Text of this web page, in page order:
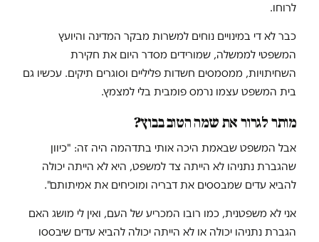
לרוחו.
כבר לא די במינויים נוחים למשרות מבקר המדינה והיועץ
המשפטי לממשלה, שמורידים מסדר היום את חקירת
השחיתויות, ממסמסים חשדות פליליים וסוגרים תיקים. עכשיו גם
בית המשפט עצמו נרמס פומבית בלי למצמץ.
מותר לגרור את שמה הטוב בבוץ?
אבל המשפט שבאמת היכה אותי בתדהמה היה זה: "כיוון
שהגברת נתניהו לא הייתה צד למשפט, היא לא הייתה יכולה
להביא עדים שמבססים את דבריה ומוכיחים את אמיתותם".
אני לא משפטנית, כמו רובו המכריע של העם, ואין לי מושג האם
הגברת נתניהו יכולה או לא הייתה יכולה להביא עדים שיבססו